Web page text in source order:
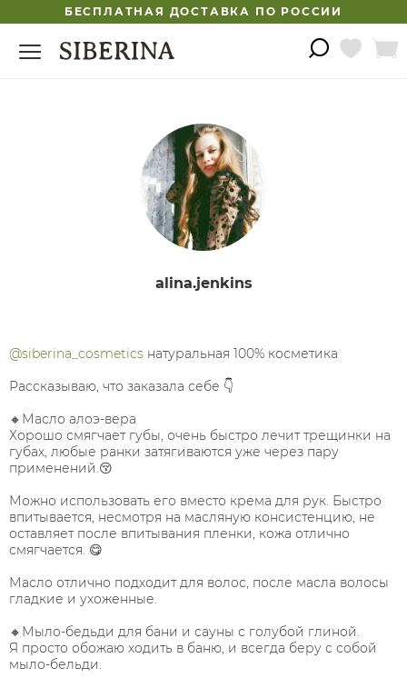
БЕСПЛАТНАЯ ДОСТАВКА ПО РОССИИ
alina.jenkins
@siberina_cosmetics натуральная 100% косметика
Рассказываю, что заказала себе 👇
🔸Масло алоэ-вера
Хорошо смягчает губы, очень быстро лечит трещинки на
губах, любые ранки затягиваются уже через пару
применений.😚
Можно использовать его вместо крема для рук. Быстро
впитывается, несмотря на масляную консистенцию, не
оставляет после впитывания пленки, кожа отлично
смягчается. 😋
Масло отлично подходит для волос, после масла волосы
гладкие и ухоженные.
🔸Мыло-бедьди для бани и сауны с голубой глиной.
Я просто обожаю ходить в баню, и всегда беру с собой
мыло-бельди.